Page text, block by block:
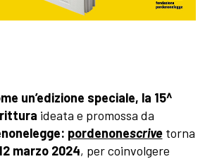
un’edizione speciale, la 15^
ideata e promossa da
pordenonescrive torna
marzo 2024, per coinvolgere